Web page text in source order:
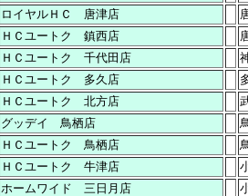
ロイヤルＨＣ 唐津店
ＨＣユートク 鎮西店
ＨＣユートク 千代田店
ＨＣユートク 多久店
ＨＣユートク 北方店
グッデイ 鳥栖店
ＨＣユートク 鳥栖店
ＨＣユートク 牛津店
ホームワイド 三日月店